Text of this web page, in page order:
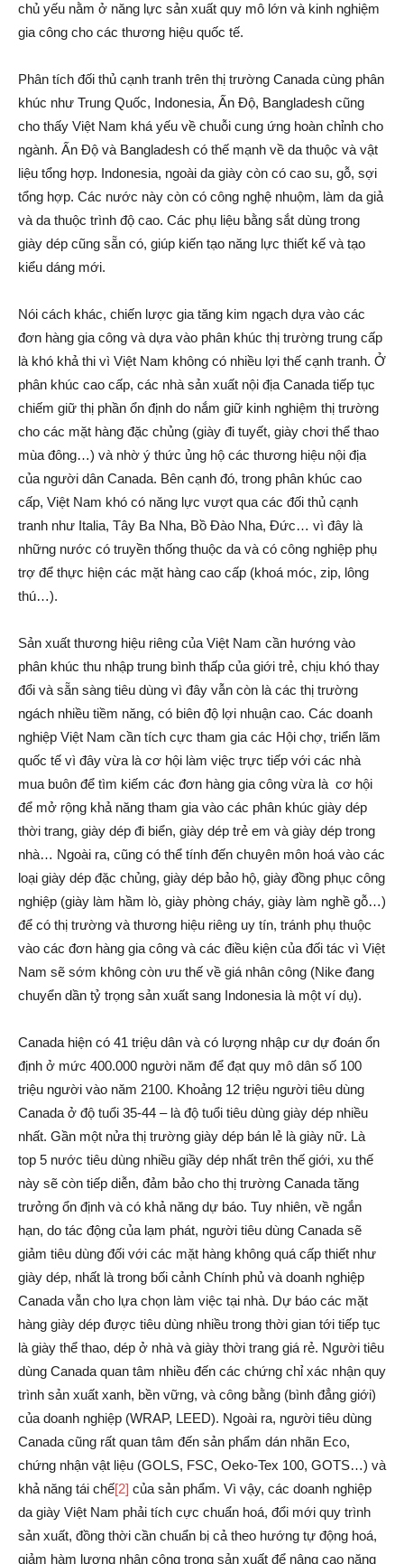
chủ yếu nằm ở năng lực sản xuất quy mô lớn và kinh nghiệm
gia công cho các thương hiệu quốc tế.
Phân tích đối thủ cạnh tranh trên thị trường Canada cùng phân
khúc như Trung Quốc, Indonesia, Ấn Độ, Bangladesh cũng
cho thấy Việt Nam khá yếu về chuỗi cung ứng hoàn chỉnh cho
ngành. Ấn Độ và Bangladesh có thế mạnh về da thuộc và vật
liệu tổng hợp. Indonesia, ngoài da giày còn có cao su, gỗ, sợi
tổng hợp. Các nước này còn có công nghệ nhuộm, làm da giả
và da thuộc trình độ cao. Các phụ liệu bằng sắt dùng trong
giày dép cũng sẵn có, giúp kiến tạo năng lực thiết kế và tạo
kiểu dáng mới.
Nói cách khác, chiến lược gia tăng kim ngạch dựa vào các
đơn hàng gia công và dựa vào phân khúc thị trường trung cấp
là khó khả thi vì Việt Nam không có nhiều lợi thế cạnh tranh. Ở
phân khúc cao cấp, các nhà sản xuất nội địa Canada tiếp tục
chiếm giữ thị phần ổn định do nắm giữ kinh nghiệm thị trường
cho các mặt hàng đặc chủng (giày đi tuyết, giày chơi thể thao
mùa đông…) và nhờ ý thức ủng hộ các thương hiệu nội địa
của người dân Canada. Bên cạnh đó, trong phân khúc cao
cấp, Việt Nam khó có năng lực vượt qua các đối thủ cạnh
tranh như Italia, Tây Ba Nha, Bồ Đào Nha, Đức… vì đây là
những nước có truyền thống thuộc da và có công nghiệp phụ
trợ để thực hiện các mặt hàng cao cấp (khoá móc, zip, lông
thú…).
Sản xuất thương hiệu riêng của Việt Nam cần hướng vào
phân khúc thu nhập trung bình thấp của giới trẻ, chịu khó thay
đổi và sẵn sàng tiêu dùng vì đây vẫn còn là các thị trường
ngách nhiều tiềm năng, có biên độ lợi nhuận cao. Các doanh
nghiệp Việt Nam cần tích cực tham gia các Hội chợ, triển lãm
quốc tế vì đây vừa là cơ hội làm việc trực tiếp với các nhà
mua buôn để tìm kiếm các đơn hàng gia công vừa là cơ hội
để mở rộng khả năng tham gia vào các phân khúc giày dép
thời trang, giày dép đi biển, giày dép trẻ em và giày dép trong
nhà… Ngoài ra, cũng có thể tính đến chuyên môn hoá vào các
loại giày dép đặc chủng, giày dép bảo hộ, giày đồng phục công
nghiệp (giày làm hầm lò, giày phòng cháy, giày làm nghề gỗ…)
để có thị trường và thương hiệu riêng uy tín, tránh phụ thuộc
vào các đơn hàng gia công và các điều kiện của đối tác vì Việt
Nam sẽ sớm không còn ưu thế về giá nhân công (Nike đang
chuyển dần tỷ trọng sản xuất sang Indonesia là một ví dụ).
Canada hiện có 41 triệu dân và có lượng nhập cư dự đoán ổn
định ở mức 400.000 người năm để đạt quy mô dân số 100
triệu người vào năm 2100. Khoảng 12 triệu người tiêu dùng
Canada ở độ tuổi 35-44 – là độ tuổi tiêu dùng giày dép nhiều
nhất. Gần một nửa thị trường giày dép bán lẻ là giày nữ. Là
top 5 nước tiêu dùng nhiều giầy dép nhất trên thế giới, xu thế
này sẽ còn tiếp diễn, đảm bảo cho thị trường Canada tăng
trưởng ổn định và có khả năng dự báo. Tuy nhiên, về ngắn
hạn, do tác động của lạm phát, người tiêu dùng Canada sẽ
giảm tiêu dùng đối với các mặt hàng không quá cấp thiết như
giày dép, nhất là trong bối cảnh Chính phủ và doanh nghiệp
Canada vẫn cho lựa chọn làm việc tại nhà. Dự báo các mặt
hàng giày dép được tiêu dùng nhiều trong thời gian tới tiếp tục
là giày thể thao, dép ở nhà và giày thời trang giá rẻ. Người tiêu
dùng Canada quan tâm nhiều đến các chứng chỉ xác nhận quy
trình sản xuất xanh, bền vững, và công bằng (bình đẳng giới)
của doanh nghiệp (WRAP, LEED). Ngoài ra, người tiêu dùng
Canada cũng rất quan tâm đến sản phẩm dán nhãn Eco,
chứng nhận vật liệu (GOLS, FSC, Oeko-Tex 100, GOTS…) và
khả năng tái chế[2] của sản phẩm. Vì vậy, các doanh nghiệp
da giày Việt Nam phải tích cực chuẩn hoá, đổi mới quy trình
sản xuất, đồng thời cần chuẩn bị cả theo hướng tự động hoá,
giảm hàm lượng nhân công trong sản xuất để nâng cao năng